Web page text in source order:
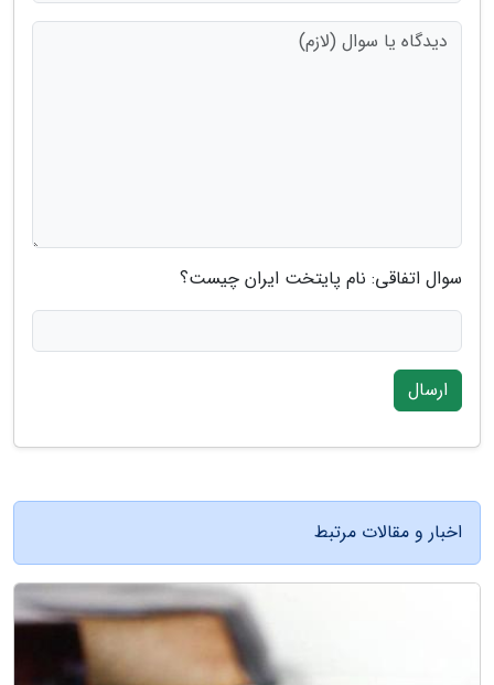
سوال اتفاقی: نام پایتخت ایران چیست؟
ارسال
اخبار و مقالات مرتبط